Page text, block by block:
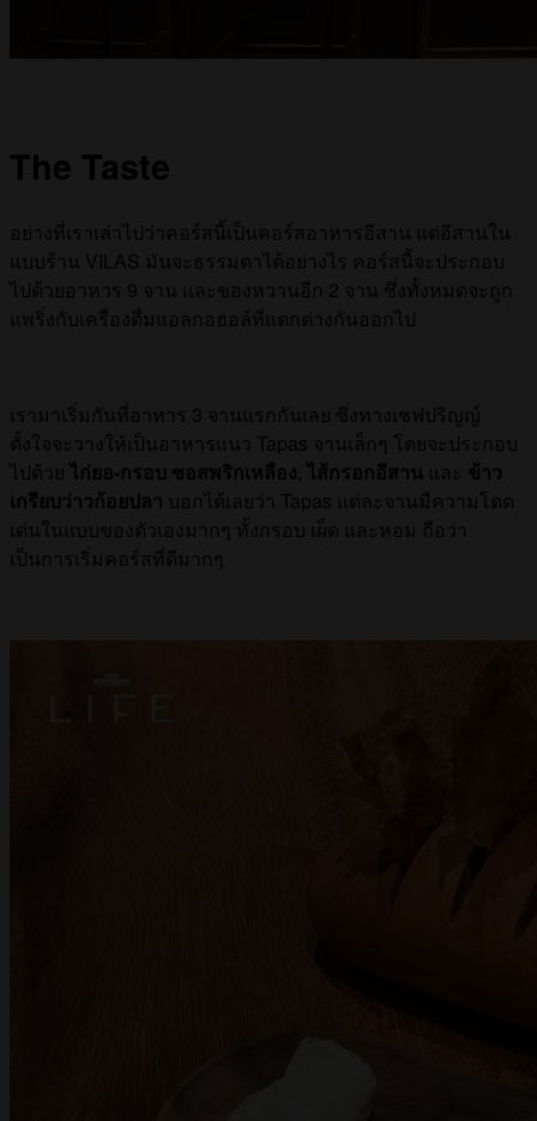
The Taste
อย่างที่เราเล่าไปว่าคอร์สนี้เป็นคอร์สอาหารอีสาน แต่อีสานใน
แบบร้าน VILAS มันจะธรรมดาได้อย่างไร คอร์สนี้จะประกอบ
ไปด้วยอาหาร 9 จาน และของหวานอีก 2 จาน ซึ่งทั้งหมดจะถูก
แพริ่งกับเครื่องดื่มแอลกอฮอล์ที่แตกต่างกันออกไป
เรามาเริ่มกันที่อาหาร 3 จานแรกกันเลย ซึ่งทางเชฟปริญญ์
ตั้งใจจะวางให้เป็นอาหารแนว Tapas จานเล็กๆ โดยจะประกอบ
ไปด้วย ไก่ยอ-กรอบ ซอสพริกเหลือง, ไส้กรอกอีสาน และ ข้าว
เกรียบว่าวก้อยปลา บอกได้เลยว่า Tapas แต่ละจานมีความโดด
เด่นในแบบของตัวเองมากๆ ทั้งกรอบ เผ็ด และหอม ถือว่า
เป็นการเริ่มคอร์สที่ดีมากๆ